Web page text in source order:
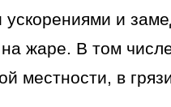
и
жаре. В том
местности, в
одну или